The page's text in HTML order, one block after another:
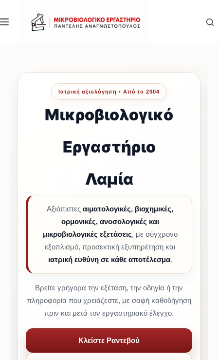
στο
περιεχόμενο
Ιατρική αξιολόγηση • Από το 2004
Μικροβιολογικό
Εργαστήριο
Λαμία
Αξιόπιστες αιματολογικές, βιοχημικές,
ορμονικές, ανοσολογικές και
μικροβιολογικές εξετάσεις, με σύγχρονο
εξοπλισμό, προσεκτική εξυπηρέτηση και
ιατρική ευθύνη σε κάθε αποτέλεσμα.
Βρείτε γρήγορα την εξέταση, την οδηγία ή την
πληροφορία που χρειάζεστε, με σαφή καθοδήγηση
πριν και μετά τον εργαστηριακό έλεγχο.
Κλείστε Ραντεβού